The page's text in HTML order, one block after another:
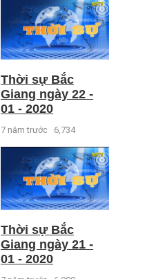
Thời sự Bắc
Giang ngày 22 -
01 - 2020
7 năm trước 6,734
Thời sự Bắc
Giang ngày 21 -
01 - 2020